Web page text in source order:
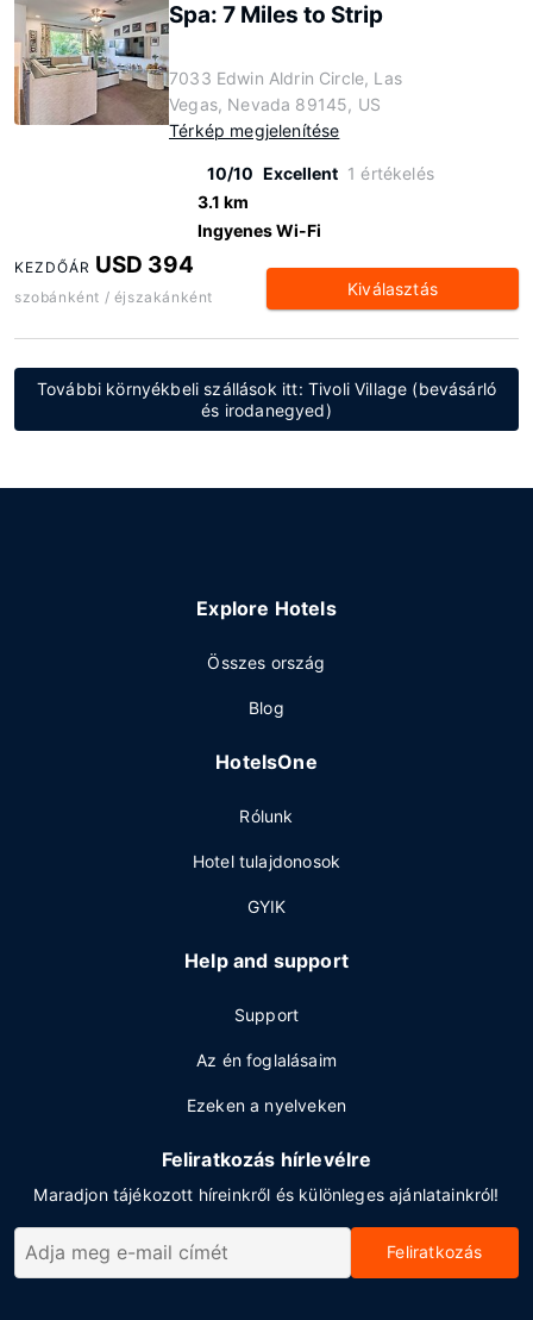
Spa: 7 Miles to Strip
7033 Edwin Aldrin Circle, Las
Vegas, Nevada 89145, US
Térkép megjelenítése
10/10 Excellent 1 értékelés
3.1 km
Ingyenes Wi-Fi
KEZDŐÁR USD 394
szobánként / éjszakánként Kiválasztás
További környékbeli szállások itt: Tivoli Village (bevásárló
és irodanegyed)
Explore Hotels
Összes ország
Blog
HotelsOne
Rólunk
Hotel tulajdonosok
GYIK
Help and support
Support
Az én foglalásaim
Ezeken a nyelveken
Feliratkozás hírlevélre
Maradjon tájékozott híreinkről és különleges ajánlatainkról!
Feliratkozás